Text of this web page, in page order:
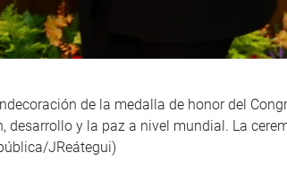
de la medalla de honor del
y la paz a nivel mundial. La
JReátegui)